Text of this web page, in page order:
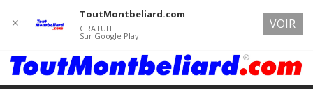
✕
ToutMontbeliard.com
GRATUIT
Sur Google Play
VOIR